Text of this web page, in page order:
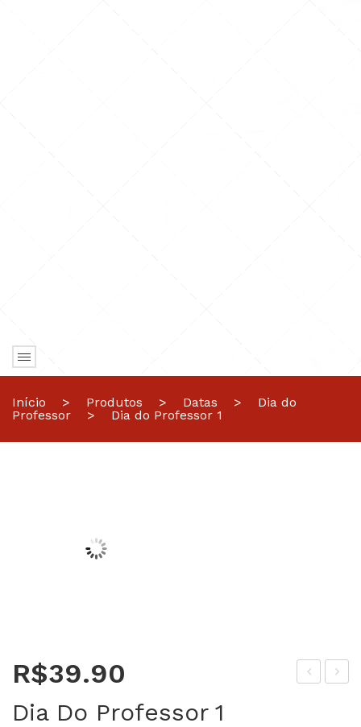
Início > Produtos > Datas >
Dia do
Professor
> Dia do Professor 1
R$39.90
Dia Do Professor 1